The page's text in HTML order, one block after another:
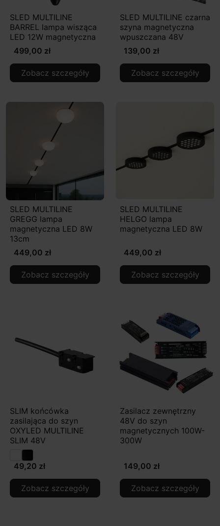
SLED MULTILINE
BARREL lampa wisząca
LED 12W magnetyczna
499,00 zł
Zobacz szczegóły
SLED MULTILINE czarna
szyna magnetyczna
wpuszczana 48V
139,00 zł
Zobacz szczegóły
SLED MULTILINE
GREGG lampa
magnetyczna LED 8W
13cm
449,00 zł
Zobacz szczegóły
SLED MULTILINE
HELGO lampa
magnetyczna LED 8W
449,00 zł
Zobacz szczegóły
SLIM końcówka
zasilająca do szyn
OXYLED MULTILINE
SLIM 48V
49,20 zł
Zobacz szczegóły
Zasilacz zewnętrzny
48V do szyn
magnetycznych 100W-
300W
149,00 zł
Zobacz szczegóły